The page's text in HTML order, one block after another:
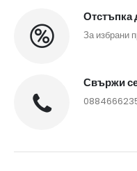
Отстъпка
За избрани
Свържи